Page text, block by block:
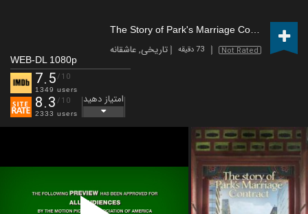
Not Rated 73 دقیقه تاریخی,عاشقانه
WEB-DL 1080p
7.5/10
1349 users
8.3 /10
2333 users
امتیاز دهید